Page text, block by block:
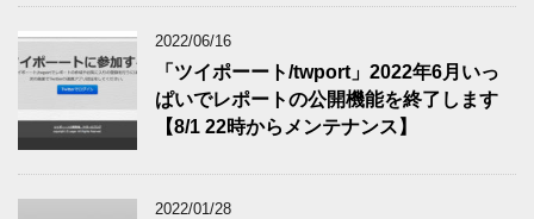
2022/06/16
「ツイポーート/twport」2022年6月いっ
ぱいでレポートの公開機能を終了します
【8/1 22時からメンテナンス】
2022/01/28